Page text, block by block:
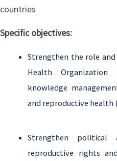
countries
Specific objectives:
Strengthen the role
Health
knowledge
and reproductive health
Strengthen political
reproductive rights